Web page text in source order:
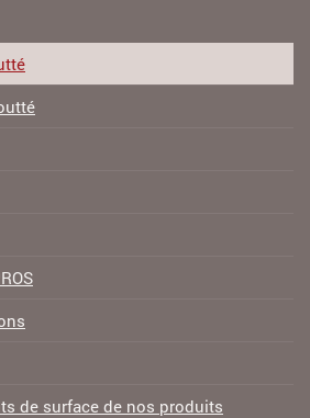
de surface de nos produits